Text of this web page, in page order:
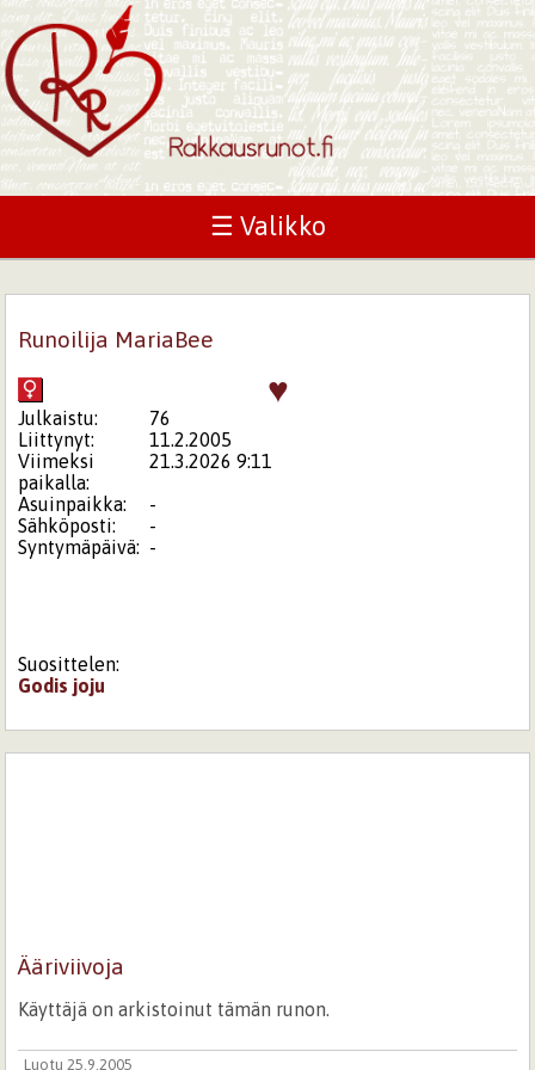
☰ Valikko
Runoilija MariaBee
♥
Julkaistu:
76
Liittynyt:
11.2.2005
Viimeksi
paikalla:
21.3.2026 9:11
Asuinpaikka:
-
Sähköposti:
-
Syntymäpäivä: -
Suosittelen:
Godis joju
Ääriviivoja
Käyttäjä on arkistoinut tämän runon.
Luotu 25.9.2005